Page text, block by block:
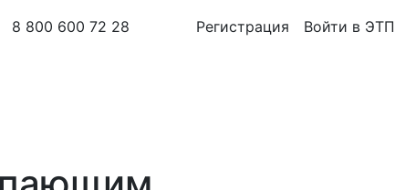
8 800 600 72 28 Регистрация Войти в ЭТП